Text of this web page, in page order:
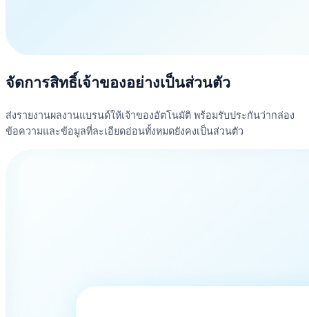
จัดการสิทธิ์เจ้าของอย่างเป็นส่วนตัว
ส่งรายงานผลงานแบรนด์ให้เจ้าของอัตโนมัติ พร้อมรับประกันว่ากล่อง
ข้อความและข้อมูลที่ละเอียดอ่อนทั้งหมดยังคงเป็นส่วนตัว